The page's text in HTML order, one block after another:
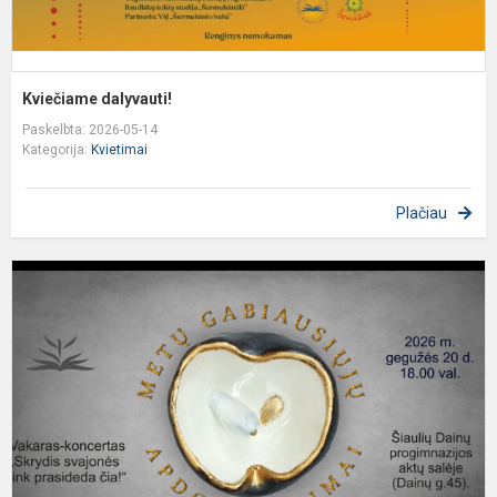
Kviečiame dalyvauti!
Paskelbta: 2026-05-14
Kategorija: Kvietimai
Plačiau